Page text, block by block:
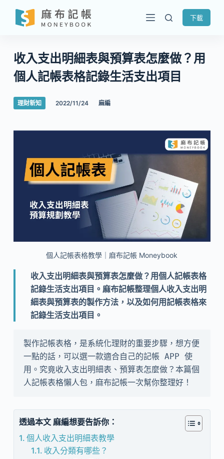
跳
至
要
內
容
下載
收入支出明細表與預算表怎麼做？用
個人記帳表格記錄生活支出項目
理財新知 2022/11/24 麻編
個人記帳表格教學｜麻布記帳 Moneybook
收入支出明細表與預算表怎麼做？用個人記帳表格
記錄生活支出項目。麻布記帳整理個人收入支出明
細表與預算表的製作方法，以及如何用記帳表格來
記錄生活支出項目。
製作記帳表格，是系統化理財的重要步驟，想方便
一點的話，可以選一款適合自己的記帳 APP 使
用。究竟收入支出明細表、預算表怎麼做？本篇個
人記帳表格懶人包，麻布記帳一次幫你整理好！
透過本文 麻編想要告訴你：
個人收入支出明細表教學
收入分類有哪些？